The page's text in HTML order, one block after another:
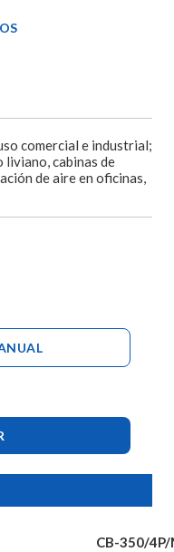
comercial e industrial;
cabinas de
de aire en oficinas,
CB-350/4P/